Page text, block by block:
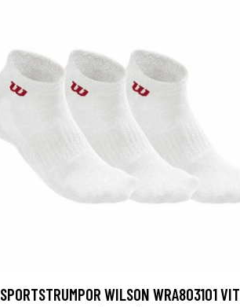
SPORTSTRUMPOR WILSON WRA803101 VIT